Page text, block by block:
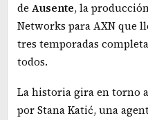
de Ausente, la
Networks para AXN que
tres temporadas
todos.
La historia gira en torno a
por Stana Katić, una